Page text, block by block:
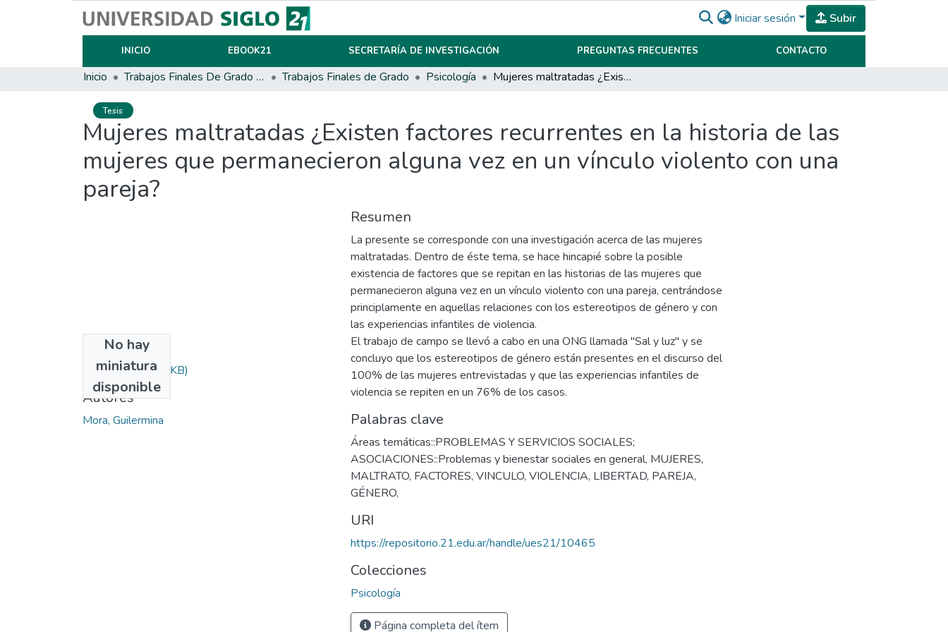
Iniciar sesión Subir
INICIO EBOOK21 SECRETARÍA DE INVESTIGACIÓN PREGUNTAS FRECUENTES CONTACTO
Inicio Trabajos Finales De Grado Y Posgrado Trabajos Finales de Grado Psicología Mujeres maltratadas ¿Existen factores recurrentes en la historia de las mujeres que permanecieron alguna vez en un vínculo violento con una pareja?
Tesis
Mujeres maltratadas ¿Existen factores recurrentes en la historia de las
mujeres que permanecieron alguna vez en un vínculo violento con una
pareja?
No hay
miniatura
disponible
Archivos
Mora.zip(651.02 KB)
Autores
Mora, Guilermina
Resumen
La presente se corresponde con una investigación acerca de las mujeres
maltratadas. Dentro de éste tema, se hace hincapié sobre la posible
existencia de factores que se repitan en las historias de las mujeres que
permanecieron alguna vez en un vínculo violento con una pareja, centrándose
principlamente en aquellas relaciones con los estereotipos de género y con
las experiencias infantiles de violencia.
El trabajo de campo se llevó a cabo en una ONG llamada "Sal y luz" y se
concluyo que los estereotipos de género están presentes en el discurso del
100% de las mujeres entrevistadas y que las experiencias infantiles de
violencia se repiten en un 76% de los casos.
Palabras clave
Áreas temáticas::PROBLEMAS Y SERVICIOS SOCIALES;
ASOCIACIONES::Problemas y bienestar sociales en general, MUJERES,
MALTRATO, FACTORES, VINCULO, VIOLENCIA, LIBERTAD, PAREJA,
GÉNERO,
URI
https://repositorio.21.edu.ar/handle/ues21/10465
Colecciones
Psicología
Página completa del ítem